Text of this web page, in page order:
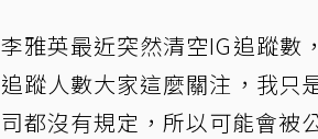
李雅英最近突然清空IG追蹤數
追蹤人數大家這麼關注，我只
司都沒有規定，所以可能會被